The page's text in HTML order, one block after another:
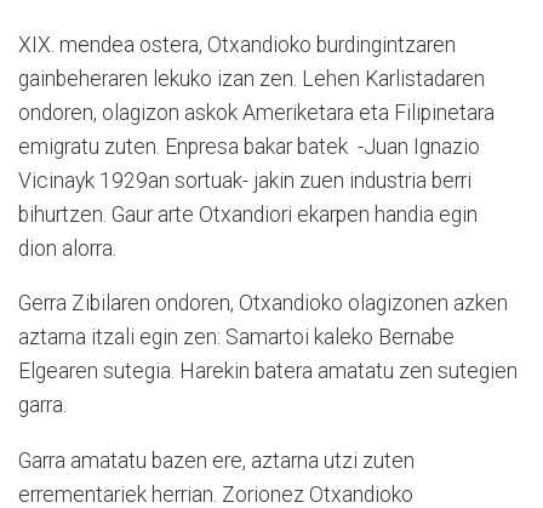
XIX. mendea ostera, Otxandioko burdingintzaren
gainbeheraren lekuko izan zen. Lehen Karlistadaren
ondoren, olagizon askok Ameriketara eta Filipinetara
emigratu zuten. Enpresa bakar batek -Juan Ignazio
Vicinayk 1929an sortuak- jakin zuen industria berri
bihurtzen. Gaur arte Otxandiori ekarpen handia egin
dion alorra.
Gerra Zibilaren ondoren, Otxandioko olagizonen azken
aztarna itzali egin zen: Samartoi kaleko Bernabe
Elgearen sutegia. Harekin batera amatatu zen sutegien
garra.
Garra amatatu bazen ere, aztarna utzi zuten
errementariek herrian. Zorionez Otxandioko